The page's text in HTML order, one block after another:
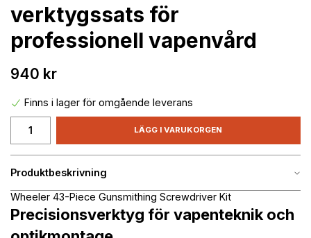
verktygssats för
professionell vapenvård
940 kr
Finns i lager för omgående leverans
LÄGG I VARUKORGEN
Produktbeskrivning
Wheeler 43-Piece Gunsmithing Screwdriver Kit
Precisionsverktyg för vapenteknik och